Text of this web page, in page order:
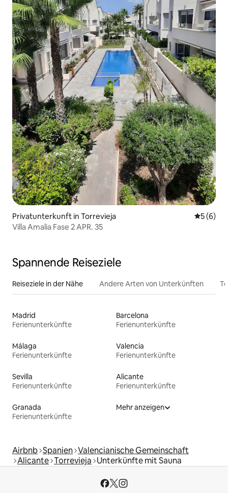
Privatunterkunft in Torrevieja
5 (6)
Villa Amalia Fase 2 APR. 35
Spannende Reiseziele
Reiseziele in der Nähe Andere Arten von Unterkünften
Madrid
Ferienunterkünfte
Barcelona
Ferienunterkünfte
Málaga
Ferienunterkünfte
Valencia
Ferienunterkünfte
Sevilla
Ferienunterkünfte
Alicante
Ferienunterkünfte
Granada
Ferienunterkünfte
Mehr anzeigen
Airbnb Spanien Valencianische Gemeinschaft
Alicante Torrevieja Unterkünfte mit Sauna